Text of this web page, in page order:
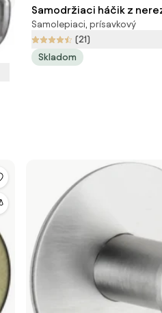
Samodržiaci háčik z
Celano - Wenko
Samolepiaci, prísavkový
(21)
Skladom